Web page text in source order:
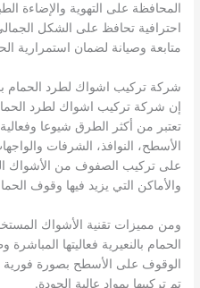
المحافظة على التهوية والإضاءة
احترافية تحافظ على الشكل
متابعة وصيانة لضمان استمرارية
شركة تركيب اشواك لطرد الحمام
إن شركة تركيب اشواك لطرد الحمام
تعتبر من أكثر الطرق شيوعا
الأسطح، النوافذ، الشرفات
على تركيب الصفوف من الأشواك
والأماكن التي يزيد فيها وقوف
ومن مميزات تقنية الأشواك
الحمام بالنعيرية فعاليتها
الوقوف على الأسطح بصورة فورية
تم تركيبها بمواد عالية الجودة.